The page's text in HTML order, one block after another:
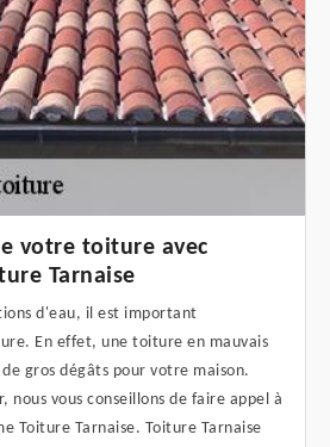
votre toiture avec
Tarnaise
d'eau, il est important
En effet, une toiture en mauvais
gros dégâts pour votre maison.
nous vous conseillons de faire appel à
Toiture Tarnaise. Toiture Tarnaise